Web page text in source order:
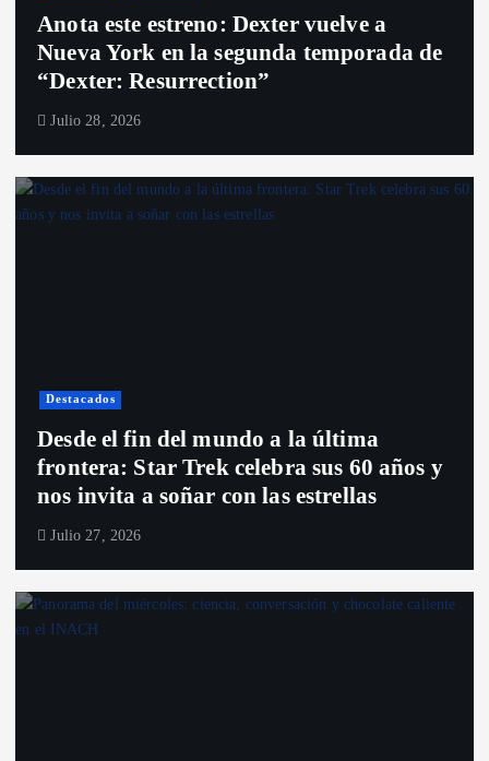
Anota este estreno: Dexter vuelve a
Nueva York en la segunda temporada de
“Dexter: Resurrection”
Julio 28, 2026
Destacados
Desde el fin del mundo a la última
frontera: Star Trek celebra sus 60 años y
nos invita a soñar con las estrellas
Julio 27, 2026